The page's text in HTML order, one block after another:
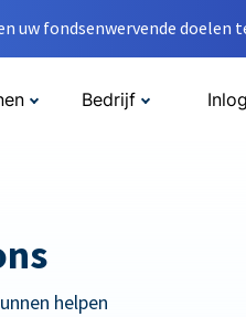
uw fondsenwervende doelen
Bedrijf
helpen